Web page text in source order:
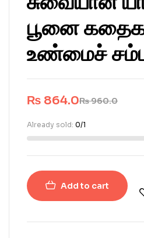
பூனை
உண்மைச்
₨960.0
₨ 864.0
Already sold: 0/1
Add to cart